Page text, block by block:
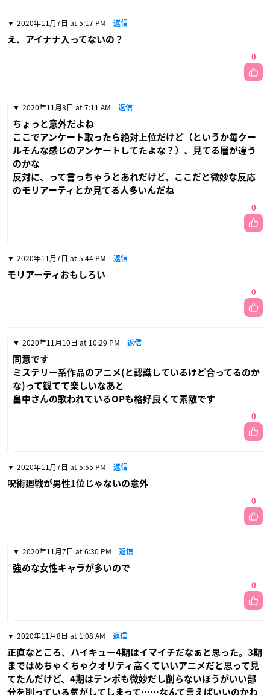
2020年11月7日 at 5:17 PM 返信
え、アイナナ入ってないの？
0
2020年11月8日 at 7:11 AM 返信
ちょっと意外だよね
ここでアンケート取ったら絶対上位だけど（というか毎クー
ルそんな感じのアンケートしてたよな？）、見てる層が違う
のかな
反対に、って言っちゃうとあれだけど、ここだと微妙な反応
のモリアーティとか見てる人多いんだね
0
2020年11月7日 at 5:44 PM 返信
モリアーティおもしろい
0
2020年11月10日 at 10:29 PM 返信
同意です
ミステリー系作品のアニメ(と認識しているけど合ってるのか
な)って観てて楽しいなあと
畠中さんの歌われているOPも格好良くて素敵です
0
2020年11月7日 at 5:55 PM 返信
呪術廻戦が男性1位じゃないの意外
0
2020年11月7日 at 6:30 PM 返信
強めな女性キャラが多いので
0
2020年11月8日 at 1:08 AM 返信
正直なところ、ハイキュー4期はイマイチだなぁと思った。3期
まではめちゃくちゃクオリティ高くていいアニメだと思って見
てたんだけど、4期はテンポも微妙だし削らないほうがいい部
分を削っている気がしてしまって……なんて言えばいいのかわ